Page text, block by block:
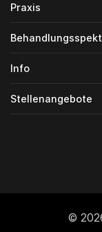
Praxis
Info
Stellenangebote
©